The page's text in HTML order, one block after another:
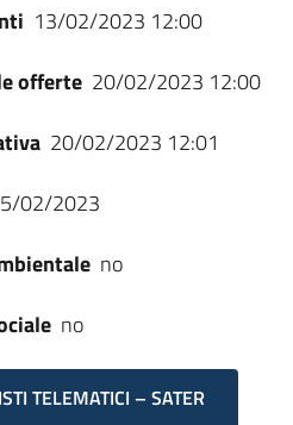
13/02/2023 12:00
offerte 20/02/2023 12:00
20/02/2023 12:01
02/2023
no
no
TELEMATICI – SATER